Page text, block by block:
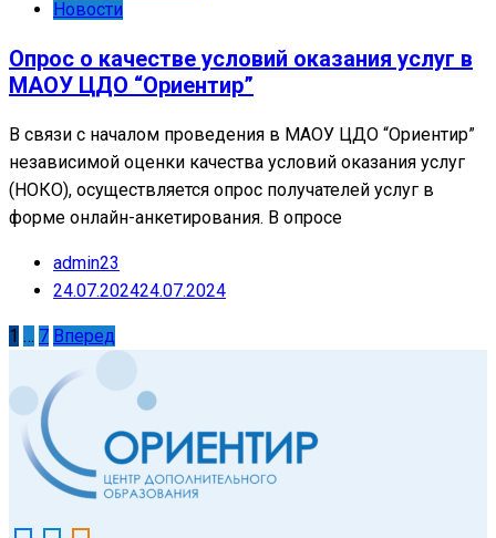
Новости
Опрос о качестве условий оказания услуг в
МАОУ ЦДО “Ориентир”
В связи с началом проведения в МАОУ ЦДО “Ориентир”
независимой оценки качества условий оказания услуг
(НОКО), осуществляется опрос получателей услуг в
форме онлайн-анкетирования. В опросе
admin23
24.07.202424.07.2024
Навигация
записям
1 … 7 Вперед